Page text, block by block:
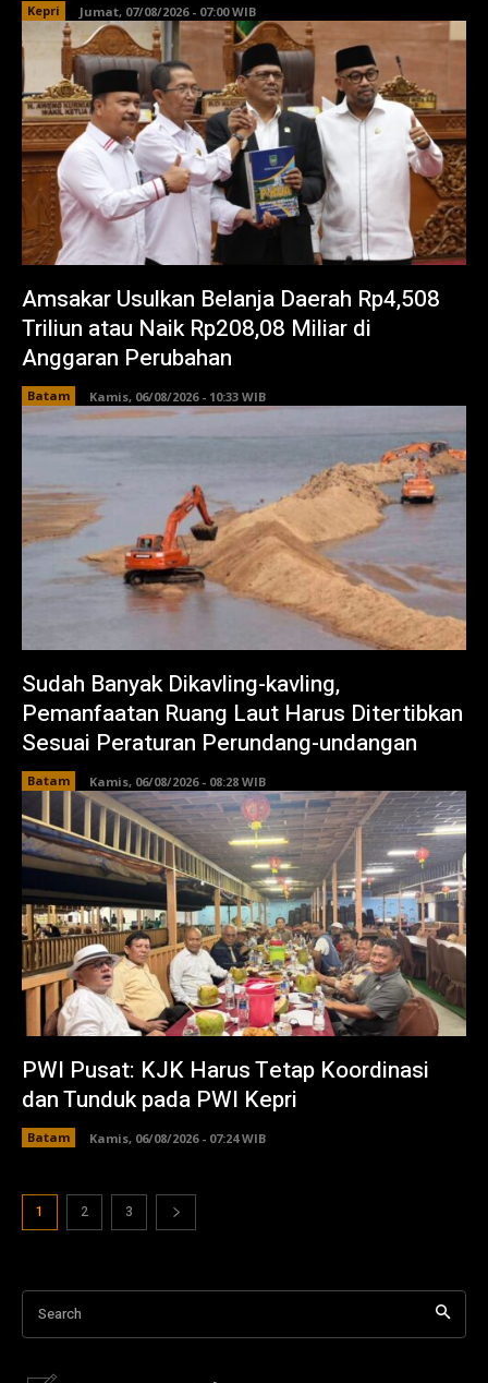
Kepri Jumat, 07/08/2026 - 07:00 WIB
Amsakar Usulkan Belanja Daerah Rp4,508
Triliun atau Naik Rp208,08 Miliar di
Anggaran Perubahan
Batam Kamis, 06/08/2026 - 10:33 WIB
Sudah Banyak Dikavling-kavling,
Pemanfaatan Ruang Laut Harus Ditertibkan
Sesuai Peraturan Perundang-undangan
Batam Kamis, 06/08/2026 - 08:28 WIB
PWI Pusat: KJK Harus Tetap Koordinasi
dan Tunduk pada PWI Kepri
Batam Kamis, 06/08/2026 - 07:24 WIB
1 2 3
Search